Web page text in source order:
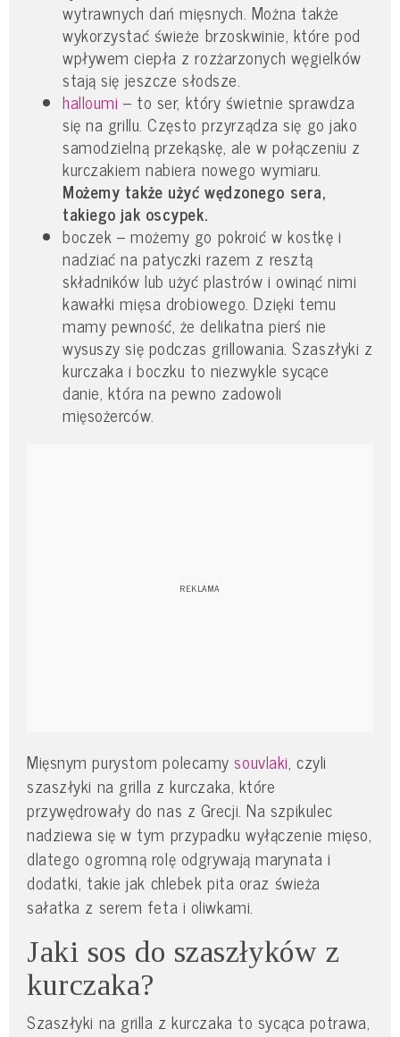
wytrawnych dań mięsnych. Można także
wykorzystać świeże brzoskwinie, które pod
wpływem ciepła z rozżarzonych węgielków
stają się jeszcze słodsze.
halloumi – to ser, który świetnie sprawdza
się na grillu. Często przyrządza się go jako
samodzielną przekąskę, ale w połączeniu z
kurczakiem nabiera nowego wymiaru.
Możemy także użyć wędzonego sera,
takiego jak oscypek.
boczek – możemy go pokroić w kostkę i
nadziać na patyczki razem z resztą
składników lub użyć plastrów i owinąć nimi
kawałki mięsa drobiowego. Dzięki temu
mamy pewność, że delikatna pierś nie
wysuszy się podczas grillowania. Szaszłyki z
kurczaka i boczku to niezwykle sycące
danie, która na pewno zadowoli
mięsożerców.
Mięsnym purystom polecamysouvlaki, czyli
szaszłyki na grilla z kurczaka, które
przywędrowały do nas z Grecji. Na szpikulec
nadziewa się w tym przypadku wyłączenie mięso,
dlatego ogromną rolę odgrywają marynata i
dodatki, takie jak chlebek pita oraz świeża
sałatka z serem feta i oliwkami.
Jaki sos do szaszłyków z
kurczaka?
Szaszłyki na grilla z kurczaka to sycąca potrawa,